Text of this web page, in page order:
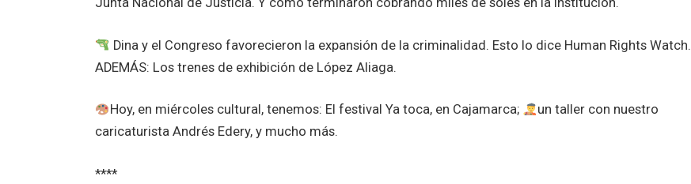
Junta Nacional de Justicia. Y cómo terminaron cobrando miles de soles en la institución.
Dina y el Congreso favorecieron la expansión de la criminalidad. Esto lo dice Human Rights Watch.
ADEMÁS: Los trenes de exhibición de López Aliaga.
Hoy, en miércoles cultural, tenemos: El festival Ya toca, en Cajamarca;
un taller con nuestro
caricaturista Andrés Edery, y mucho más.
****